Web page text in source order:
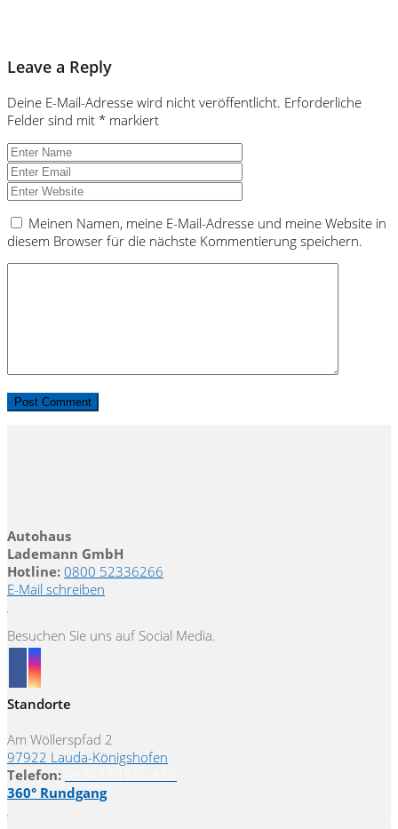
Leave a Reply
Deine E-Mail-Adresse wird nicht veröffentlicht. Erforderliche
Felder sind mit * markiert
Meinen Namen, meine E-Mail-Adresse und meine Website in
diesem Browser für die nächste Kommentierung speichern.
Autohaus
Lademann GmbH
Hotline: 0800 52336266
E-Mail schreiben
Besuchen Sie uns auf Social Media.
Standorte
Am Wöllerspfad 2
97922 Lauda-Königshofen
Telefon:
360° Rundgang